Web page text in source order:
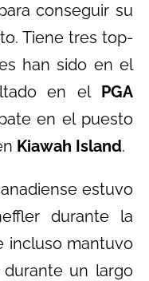
conseguir su
Tiene tres top-
han sido en el
en el PGA
en el puesto
Kiawah Island.
estuvo
durante la
incluso mantuvo
un largo